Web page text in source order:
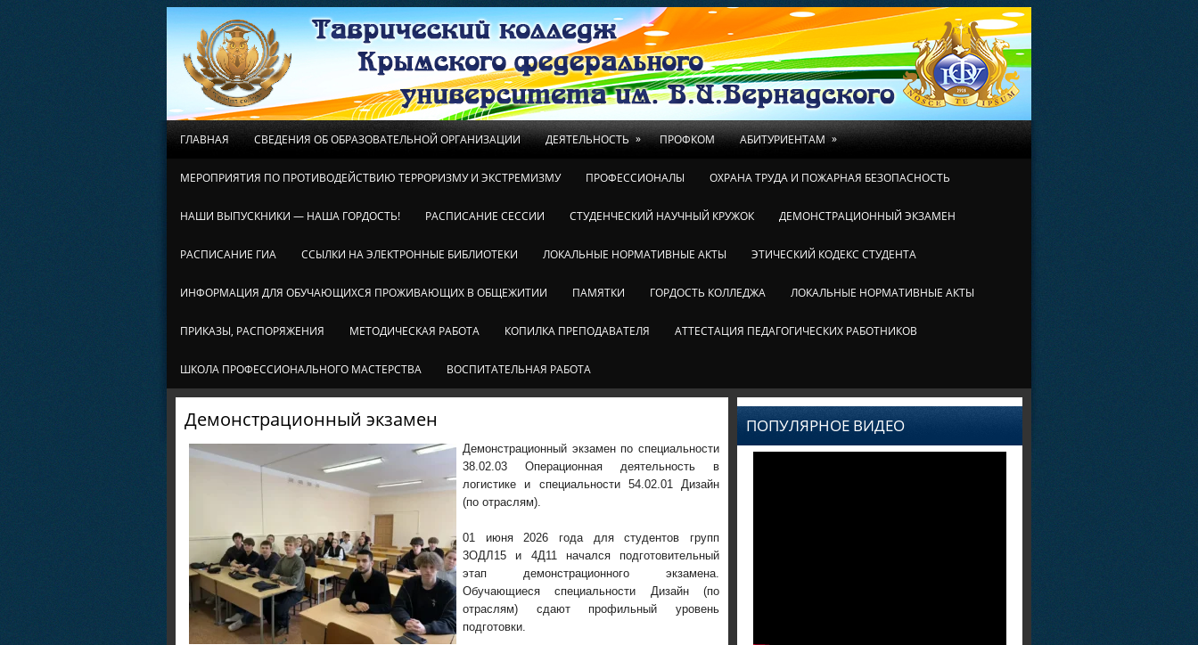
ГЛАВНАЯ СВЕДЕНИЯ ОБ ОБРАЗОВАТЕЛЬНОЙ ОРГАНИЗАЦИИ ДЕЯТЕЛЬНОСТЬ » ПРОФКОМ АБИТУРИЕНТАМ »
МЕРОПРИЯТИЯ ПО ПРОТИВОДЕЙСТВИЮ ТЕРРОРИЗМУ И ЭКСТРЕМИЗМУ ПРОФЕССИОНАЛЫ ОХРАНА ТРУДА И ПОЖАРНАЯ БЕЗОПАСНОСТЬ
НАШИ ВЫПУСКНИКИ — НАША ГОРДОСТЬ! РАСПИСАНИЕ СЕССИИ СТУДЕНЧЕСКИЙ НАУЧНЫЙ КРУЖОК ДЕМОНСТРАЦИОННЫЙ ЭКЗАМЕН
РАСПИСАНИЕ ГИА ССЫЛКИ НА ЭЛЕКТРОННЫЕ БИБЛИОТЕКИ ЛОКАЛЬНЫЕ НОРМАТИВНЫЕ АКТЫ ЭТИЧЕСКИЙ КОДЕКС СТУДЕНТА
ИНФОРМАЦИЯ ДЛЯ ОБУЧАЮЩИХСЯ ПРОЖИВАЮЩИХ В ОБЩЕЖИТИИ ПАМЯТКИ ГОРДОСТЬ КОЛЛЕДЖА ЛОКАЛЬНЫЕ НОРМАТИВНЫЕ АКТЫ
ПРИКАЗЫ, РАСПОРЯЖЕНИЯ МЕТОДИЧЕСКАЯ РАБОТА КОПИЛКА ПРЕПОДАВАТЕЛЯ АТТЕСТАЦИЯ ПЕДАГОГИЧЕСКИХ РАБОТНИКОВ
ШКОЛА ПРОФЕССИОНАЛЬНОГО МАСТЕРСТВА ВОСПИТАТЕЛЬНАЯ РАБОТА
Демонстрационный экзамен
Демонстрационный экзамен по специальности
38.02.03 Операционная деятельность в
логистике и специальности 54.02.01 Дизайн
(по отраслям).
01 июня 2026 года для студентов групп
3ОДЛ15 и 4Д11 начался подготовительный
этап демонстрационного экзамена.
Обучающиеся специальности Дизайн (по
отраслям) сдают профильный уровень
подготовки.
ПОПУЛЯРНОЕ ВИДЕО